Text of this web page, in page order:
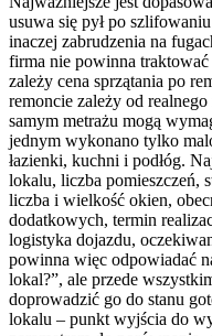
usuwa się pył po
inaczej zabrudzenia na
firma nie powinna
zależy cena sprzątania po
remoncie zależy od
samym metrażu mogą
jednym wykonano tylko
łazienki, kuchni i podłóg.
lokalu, liczba pomieszczeń,
liczba i wielkość okien,
dodatkowych, termin
logistyka dojazdu,
powinna więc odpowiadać
lokal?”, ale przede
doprowadzić go do stanu
lokalu – punkt wyjścia do